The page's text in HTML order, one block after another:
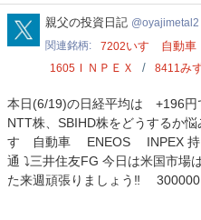
oyajimetal2
親父の投資日記 oyajimetal2
関連銘柄
7202いすゞ自動車
1605 ＩＮＰＥＸ 8411み
本日(6/19)の日経平均は +196
NTT株、SBIHD株をどうする
すゞ自動車 ENEOS INPEX 持
通 ⤵️三井住友FG 今日は米国市場
た来週頑張りましょう‼️ 300000